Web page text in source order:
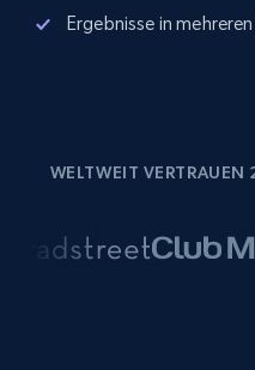
Ergebnisse in
WELTWEIT